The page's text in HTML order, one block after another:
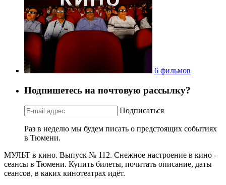
6 фильмов
Подпишетесь на почтовую рассылку?
Подписаться
Раз в неделю мы будем писать о предстоящих событиях
в Тюмени.
МУЛЬТ в кино. Выпуск № 112. Снежное настроение в кино -
сеансы в Тюмени. Купить билеты, почитать описание, даты
сеансов, в каких кинотеатрах идёт.